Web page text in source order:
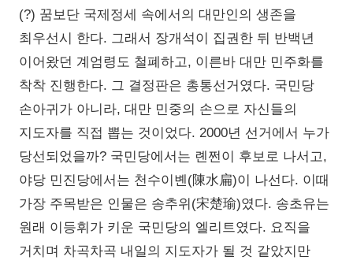
(?) 꿈보단 국제정세 속에서의 대만인의 생존을
최우선시 한다. 그래서 장개석이 집권한 뒤 반백년
이어왔던 계엄령도 철폐하고, 이른바 대만 민주화를
착착 진행한다. 그 결정판은 총통선거였다. 국민당
손아귀가 아니라, 대만 민중의 손으로 자신들의
지도자를 직접 뽑는 것이었다. 2000년 선거에서 누가
당선되었을까? 국민당에서는 롄쩐이 후보로 나서고,
야당 민진당에서는 천수이볜(陳水扁)이 나선다. 이때
가장 주목받은 인물은 송추위(宋楚瑜)였다. 송초유는
원래 이등휘가 키운 국민당의 엘리트였다. 요직을
거치며 차곡차곡 내일의 지도자가 될 것 같았지만